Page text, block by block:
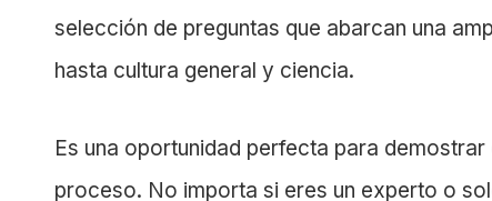
selección de preguntas que abarcan una
hasta cultura general y ciencia.
Es una oportunidad perfecta para
proceso. No importa si eres un experto o